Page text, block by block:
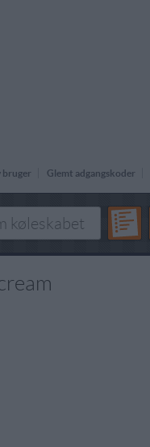
bruger Glemt adgangskoder